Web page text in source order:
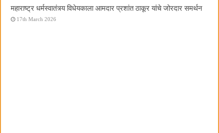
महाराष्ट्र धर्मस्वातंत्र्य विधेयकाला आमदार प्रशांत ठाकूर यांचे जोरदार समर्थन
17th March 2026